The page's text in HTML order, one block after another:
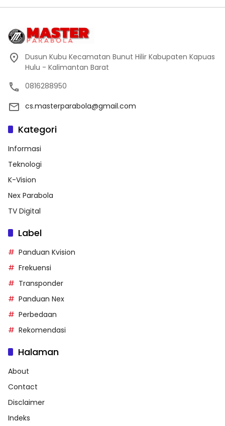
Dusun Kubu Kecamatan Bunut Hilir Kabupaten Kapuas
Hulu - Kalimantan Barat
0816288950
cs.masterparabola@gmail.com
Kategori
Informasi
Teknologi
K-Vision
Nex Parabola
TV Digital
Label
Panduan Kvision
Frekuensi
Transponder
Panduan Nex
Perbedaan
Rekomendasi
Halaman
About
Contact
Disclaimer
Indeks